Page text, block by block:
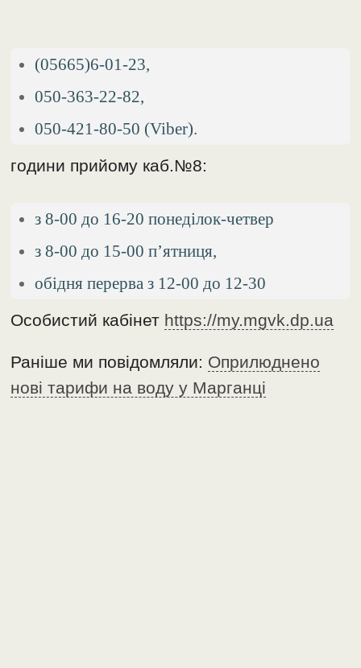
(05665)6-01-23,
050-363-22-82,
050-421-80-50 (Viber).
години прийому каб.№8:
з 8-00 до 16-20 понеділок-четвер
з 8-00 до 15-00 п’ятниця,
обідня перерва з 12-00 до 12-30
Особистий кабінет https://my.mgvk.dp.ua
Раніше ми повідомляли: Оприлюднено
нові тарифи на воду у Марганці